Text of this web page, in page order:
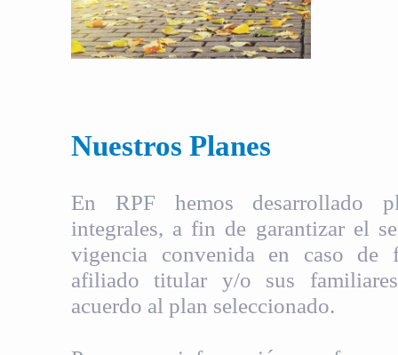
Nuestros Planes
En RPF hemos desarrollado
integrales, a fin de garantizar el
vigencia convenida en caso de
afiliado titular y/o sus
acuerdo al plan seleccionado.